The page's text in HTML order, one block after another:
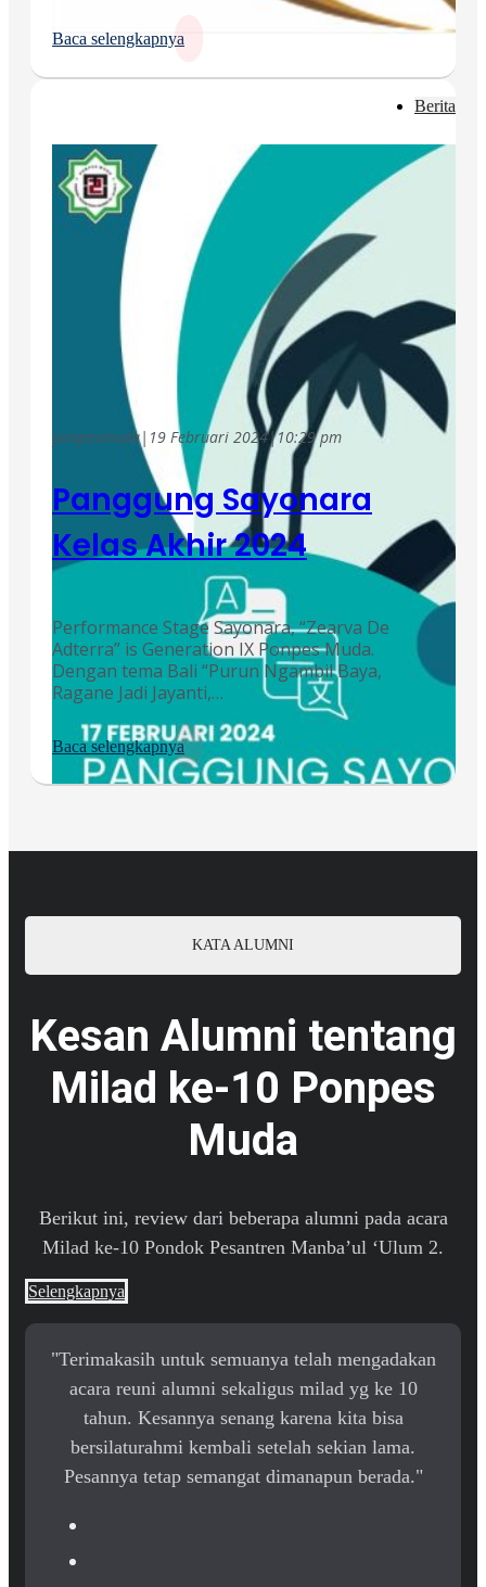
Baca selengkapnya
Berita
ponpesmuda| 19 Februari 2024|10:29 pm
Panggung Sayonara
Kelas Akhir 2024
Performance Stage Sayonara, “Zearva De
Adterra” is Generation IX Ponpes Muda.
Dengan tema Bali “Purun Ngambil Baya,
Ragane Jadi Jayanti,…
Baca selengkapnya
KATA ALUMNI
Kesan Alumni tentang
Milad ke-10 Ponpes
Muda
Berikut ini, review dari beberapa alumni pada acara
Milad ke-10 Pondok Pesantren Manba’ul ‘Ulum 2.
Selengkapnya
"Terimakasih untuk semuanya telah mengadakan
acara reuni alumni sekaligus milad yg ke 10
tahun. Kesannya senang karena kita bisa
bersilaturahmi kembali setelah sekian lama.
Pesannya tetap semangat dimanapun berada."